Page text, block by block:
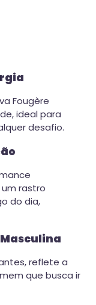
Fougère
ideal para
desafio.
rastro
do dia,
reflete a
que busca ir